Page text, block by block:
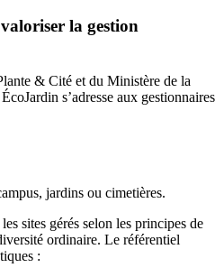
la gestion
& Cité et du Ministère de la
s’adresse aux gestionnaires
jardins ou cimetières.
sites gérés selon les principes de
ordinaire. Le référentiel
: